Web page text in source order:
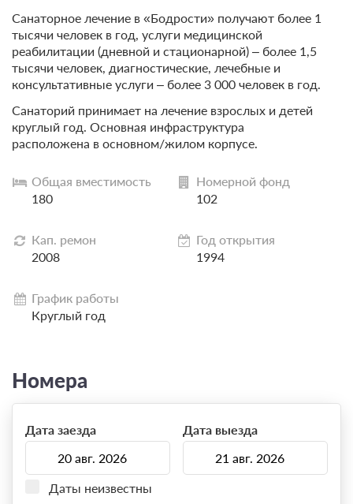
Санаторное лечение в «Бодрости» получают более 1
тысячи человек в год, услуги медицинской
реабилитации (дневной и стационарной) – более 1,5
тысячи человек, диагностические, лечебные и
консультативные услуги – более 3 000 человек в год.
Санаторий принимает на лечение взрослых и детей
круглый год. Основная инфраструктура
расположена в основном/жилом корпусе.
Общая вместимость
180
Номерной фонд
102
Кап. ремон
2008
Год открытия
1994
График работы
Круглый год
Номера
Дата заезда Дата выезда
Даты неизвестны